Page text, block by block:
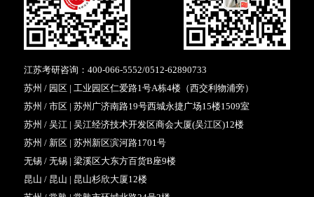
江苏考研咨询： 400-066-5552/0512-62890733
苏州 / 园区 | 工业园区仁爱路1号A栋4楼（西交利物浦旁）
苏州 / 市区 | 苏州广济南路19号西城永捷广场15楼1509室
苏州 / 吴江 | 吴江经济技术开发区商会大厦(吴江区)12楼
苏州 / 新区 | 苏州新区滨河路1701号
无锡 / 无锡 | 梁溪区大东方百货B座9楼
昆山 / 昆山 | 昆山杉欣大厦12楼